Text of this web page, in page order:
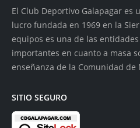
El Club Deportivo Galapagar es
lucro fundada en 1969 en la
equipos es una de las
importantes en cuanto a masa
enseñanza de la Comunidad de
SITIO SEGURO